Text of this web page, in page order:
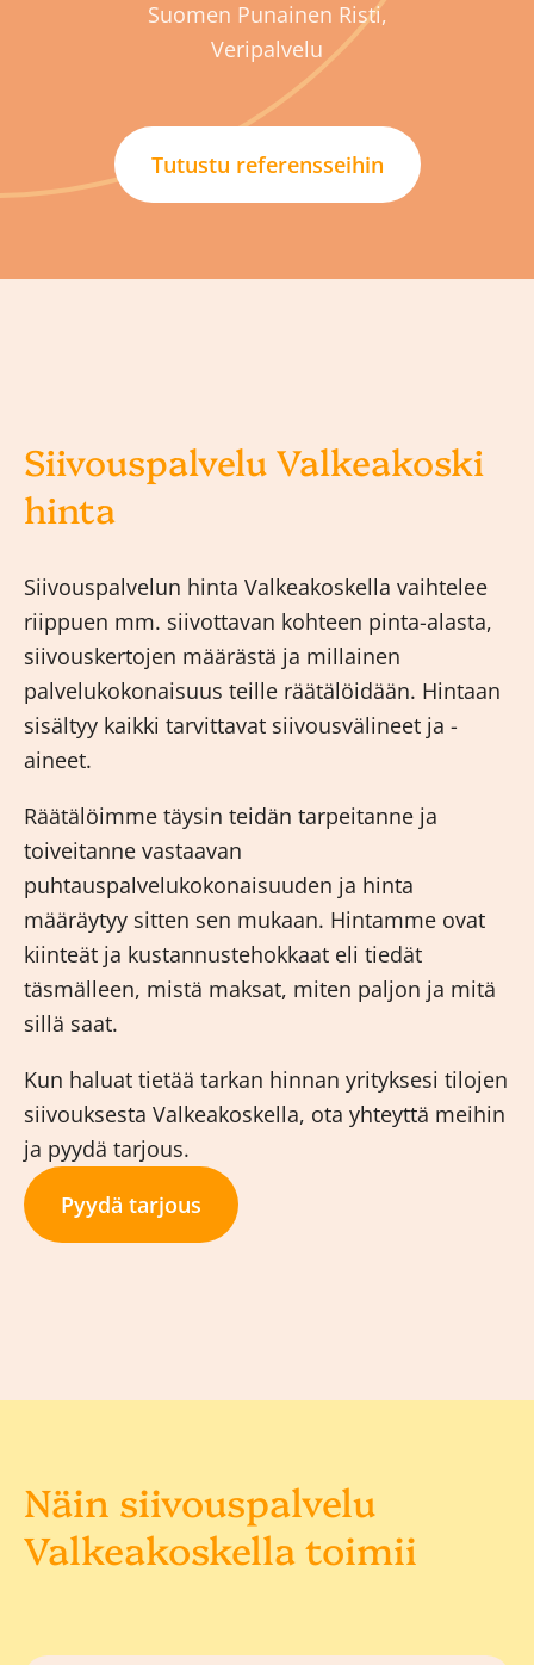
Suomen Punainen Risti,
Veripalvelu
Tutustu referensseihin
Siivouspalvelu Valkeakoski
hinta
Siivouspalvelun hinta Valkeakoskella vaihtelee
riippuen mm. siivottavan kohteen pinta-alasta,
siivouskertojen määrästä ja millainen
palvelukokonaisuus teille räätälöidään. Hintaan
sisältyy kaikki tarvittavat siivousvälineet ja -
aineet.
Räätälöimme täysin teidän tarpeitanne ja
toiveitanne vastaavan
puhtauspalvelukokonaisuuden ja hinta
määräytyy sitten sen mukaan. Hintamme ovat
kiinteät ja kustannustehokkaat eli tiedät
täsmälleen, mistä maksat, miten paljon ja mitä
sillä saat.
Kun haluat tietää tarkan hinnan yrityksesi tilojen
siivouksesta Valkeakoskella, ota yhteyttä meihin
ja pyydä tarjous.
Pyydä tarjous
Näin siivouspalvelu
Valkeakoskella toimii